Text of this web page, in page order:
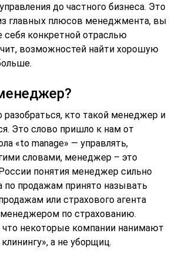
до частного бизнеса. Это
главных плюсов менеджмента, вы
себя конкретной отраслью
возможностей найти хорошую
разобраться, кто такой менеджер и
Это слово пришло к нам от
«to manage» — управлять,
словами, менеджер – это
понятия менеджер сильно
по продажам принято называть
или страхового агента
по страхованию.
что некоторые компании нанимают
а не уборщиц.